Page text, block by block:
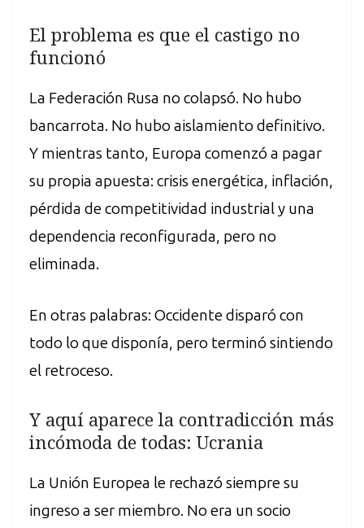
El problema es que el castigo no
funcionó
La Federación Rusa no colapsó. No hubo
bancarrota. No hubo aislamiento definitivo.
Y mientras tanto, Europa comenzó a pagar
su propia apuesta: crisis energética, inflación,
pérdida de competitividad industrial y una
dependencia reconfigurada, pero no
eliminada.
En otras palabras: Occidente disparó con
todo lo que disponía, pero terminó sintiendo
el retroceso.
Y aquí aparece la contradicción más
incómoda de todas: Ucrania
La Unión Europea le rechazó siempre su
ingreso a ser miembro. No era un socio